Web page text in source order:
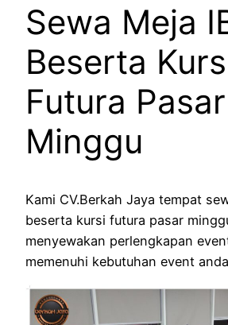
Sewa Meja
Beserta
Futura Pasar
Minggu
Kami CV.Berkah Jaya tempat
beserta kursi futura pasar
menyewakan perlengkapan
memenuhi kebutuhan event